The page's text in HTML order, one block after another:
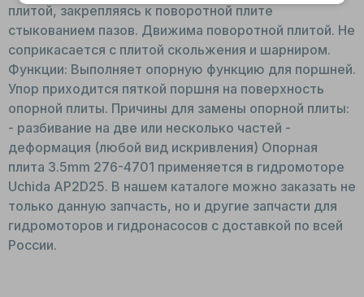
плитой, закрепляясь к поворотной плите
стыкованием пазов. Движима поворотной плитой. Не
соприкасается с плитой скольжения и шарниром.
Функции: Выполняет опорную функцию для поршней.
Упор приходится пяткой поршня на поверхность
опорной плиты. Причины для замены опорной плиты:
- разбивание на две или несколько частей -
деформация (любой вид искривления) Опорная
плита 3.5mm 276-4701 применяется в гидромоторе
Uchida AP2D25. В нашем каталоге можно заказать не
только данную запчасть, но и другие запчасти для
гидромоторов и гидронасосов с доставкой по всей
России.